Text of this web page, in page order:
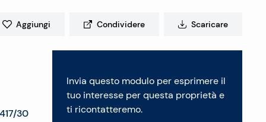
30
Aggiungi Condividere Scaricare
Invia questo modulo per esprimere il
tuo interesse per questa proprietà e
ti ricontatteremo.